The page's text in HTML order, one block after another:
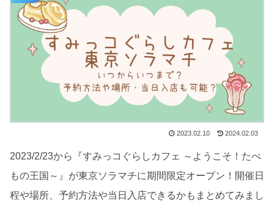
2023.02.10 2024.02.03
2023/2/23から『すみっコぐらしカフェ ～ようこそ！たべ
もの王国～』が東京ソラマチに期間限定オープン！開催日
程や場所、予約方法や当日入店できるかもまとめてみまし